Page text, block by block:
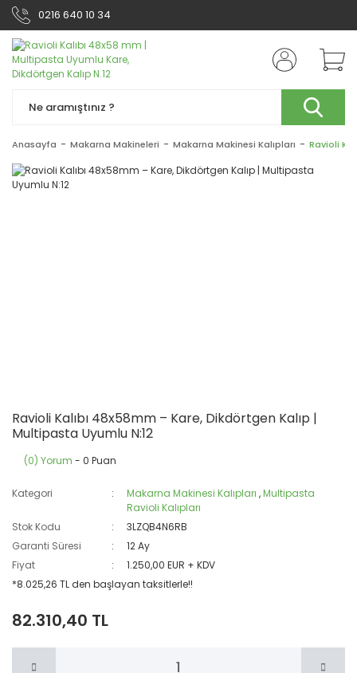
0216 640 10 34
Anasayfa Makarna Makineleri Makarna Makinesi Kalıpları Ravioli
Ravioli Kalıbı 48x58mm – Kare, Dikdörtgen Kalıp |
Multipasta Uyumlu N:12
(0) Yorum - 0 Puan
Kategori Makarna Makinesi Kalıpları ,Multipasta
Ravioli Kalıpları
Stok Kodu
3LZQB4N6RB
Garanti Süresi
12 Ay
Fiyat
1.250,00 EUR + KDV
*8.025,26 TL den başlayan taksitlerle!!
82.310,40 TL